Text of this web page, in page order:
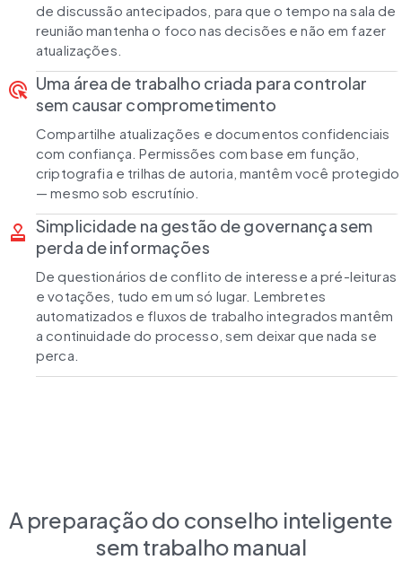
de discussão antecipados, para que o tempo na sala de
reunião mantenha o foco nas decisões e não em fazer
atualizações.
ads_click Uma área de trabalho criada para controlar
sem causar comprometimento
Compartilhe atualizações e documentos confidenciais
com confiança. Permissões com base em função,
criptografia e trilhas de autoria, mantêm você protegido
— mesmo sob escrutínio.
approval Simplicidade na gestão de governança sem
perda de informações
De questionários de conflito de interesse a pré-leituras
e votações, tudo em um só lugar. Lembretes
automatizados e fluxos de trabalho integrados mantêm
a continuidade do processo, sem deixar que nada se
perca.
A preparação do conselho inteligente
sem trabalho manual